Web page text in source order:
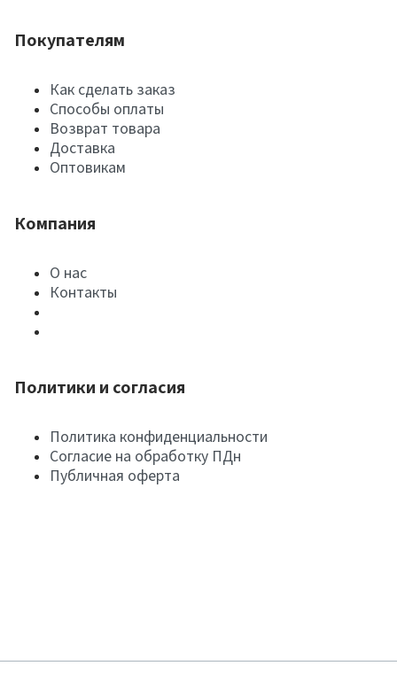
Покупателям
Как сделать заказ
Способы оплаты
Возврат товара
Доставка
Оптовикам
Компания
О нас
Контакты
Политики и согласия
Политика конфиденциальности
Согласие на обработку ПДн
Публичная оферта